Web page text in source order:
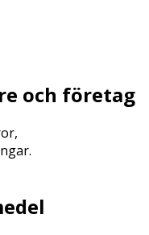
och företag